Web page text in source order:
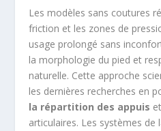
Les modèles sans coutures
friction et les zones de
usage prolongé sans
la morphologie du pied et
naturelle. Cette approche
les dernières recherches en
la répartition des appuis
articulaires. Les systèmes de